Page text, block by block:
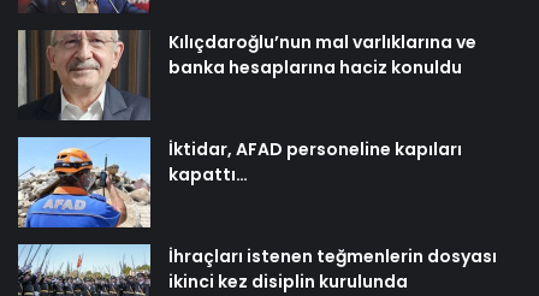
Kılıçdaroğlu’nun mal varlıklarına ve
banka hesaplarına haciz konuldu
İktidar, AFAD personeline kapıları
kapattı…
İhraçları istenen teğmenlerin dosyası
ikinci kez disiplin kurulunda